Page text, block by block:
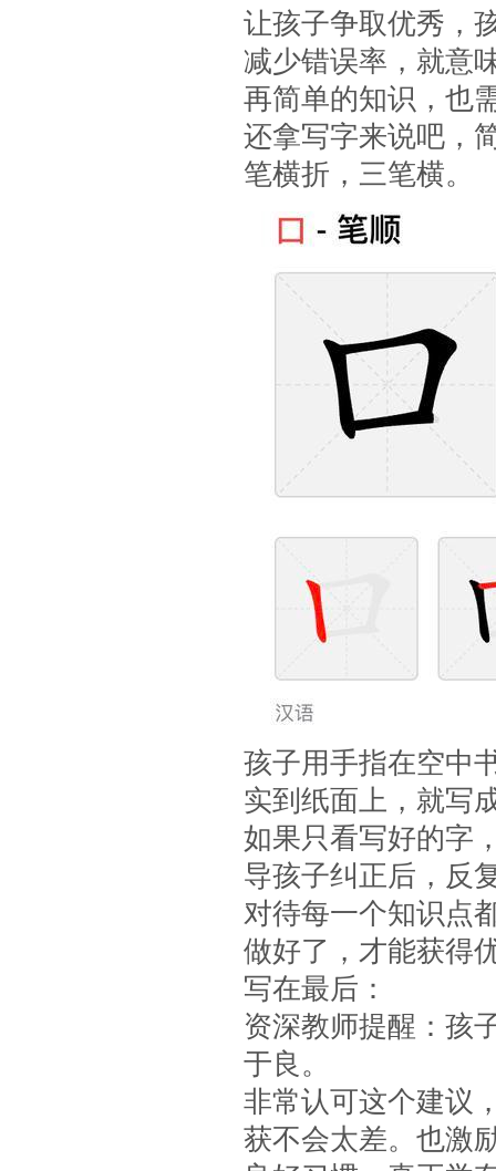
让孩子争取优秀，
减少错误率，就意
再简单的知识，也
还拿写字来说吧，
笔横折，三笔横。
孩子用手指在空中
实到纸面上，就写
如果只看写好的字
导孩子纠正后，反
对待每一个知识点
做好了，才能获得
写在最后：
资深教师提醒：孩
于良。
非常认可这个建议
获不会太差。也激